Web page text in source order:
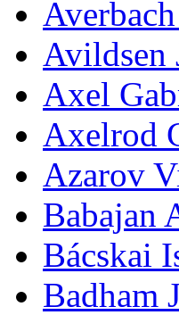
Avildsen
Axel
Axelrod
Azarov
Babajan
Bácskai
Badham